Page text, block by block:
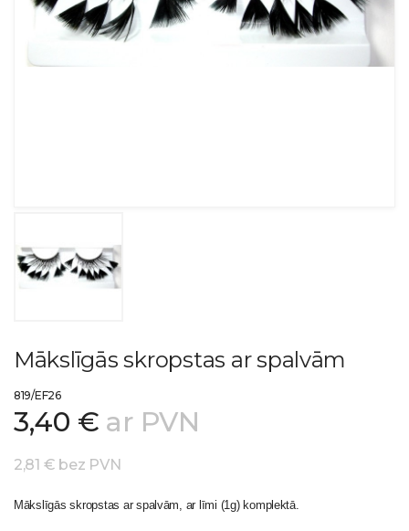
Mākslīgās skropstas ar spalvām
819/EF26
3,40 € ar PVN
2,81 € bez PVN
Mākslīgās skropstas ar spalvām, ar līmi (1g) komplektā.